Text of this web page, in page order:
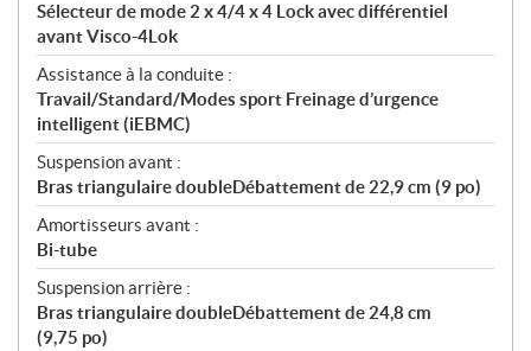
Sélecteur de mode 2 x 4/4 x 4 Lock avec différentiel
avant Visco-4Lok
Assistance à la conduite :
Travail/Standard/Modes sport Freinage d’urgence
intelligent (iEBMC)
Suspension avant :
Bras triangulaire doubleDébattement de 22,9 cm (9 po)
Amortisseurs avant :
Bi-tube
Suspension arrière :
Bras triangulaire doubleDébattement de 24,8 cm
(9,75 po)